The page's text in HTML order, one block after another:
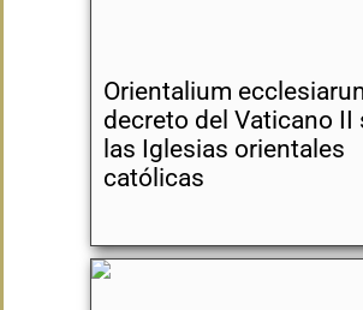
Orientalium
decreto del Vaticano II
las Iglesias orientales
católicas